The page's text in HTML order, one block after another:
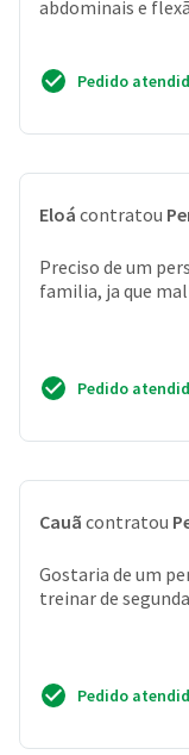
abdominais e
Pedido
Eloá contratou
Preciso de um
familia, ja que
Pedido
Cauã contratou
Gostaria de um
treinar de
Pedido